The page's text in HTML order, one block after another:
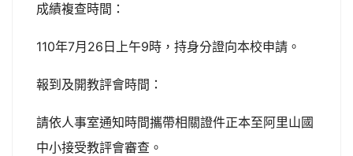
成績複查時間：
110年7月26日上午9時，持身分證向本校申請。
報到及開教評會時間：
請依人事室通知時間攜帶相關證件正本至阿里山國
中小接受教評會審查。